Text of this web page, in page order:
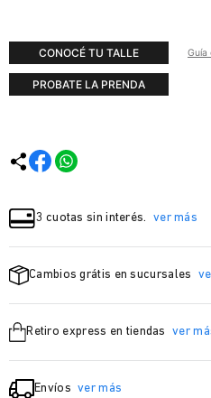
CONOCÉ TU TALLE Guía
PROBATE LA PRENDA
3 cuotas sin interés. ver más
Cambios grátis en sucursales
Retiro express en tiendas ver
Envíos ver más